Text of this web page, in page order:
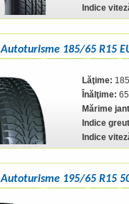
Indice
185/65 R15
Lăţime: 185
Înălţime: 65
Mărime
Indice
Indice
195/65 R15